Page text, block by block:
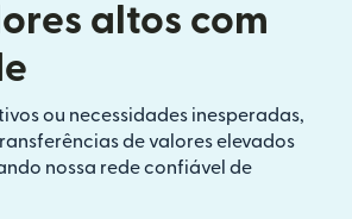
altos com
ou necessidades inesperadas,
de valores elevados
nossa rede confiável de